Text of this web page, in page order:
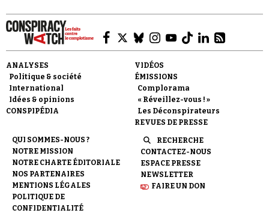
ANALYSES
Politique & société
International
Idées & opinions
CONSPIPÉDIA
VIDÉOS
ÉMISSIONS
Complorama
« Réveillez-vous ! »
Les Déconspirateurs
REVUES DE PRESSE
QUI SOMMES-NOUS ?
NOTRE MISSION
NOTRE CHARTE ÉDITORIALE
NOS PARTENAIRES
MENTIONS LÉGALES
POLITIQUE DE
CONFIDENTIALITÉ
RECHERCHE
CONTACTEZ-NOUS
ESPACE PRESSE
NEWSLETTER
FAIRE UN DON